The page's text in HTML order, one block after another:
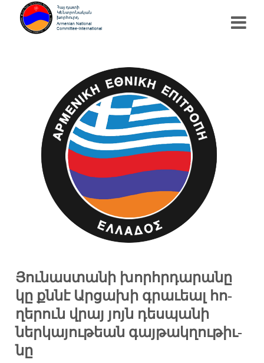
Յու­նաս­տա­նի խորհր­դա­րա­նը
կը քննէ Ար­ցա­խի գրա­ւեալ հո­
ղե­րուն վրայ յոյն դես­պա­նի
ներ­կա­յու­թեան գայ­թակ­ղու­թիւ­
նը